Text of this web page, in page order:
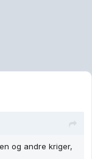
og andre kriger,